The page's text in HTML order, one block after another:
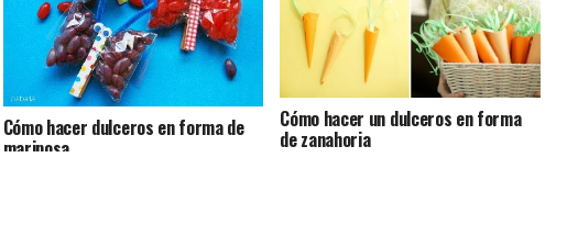
Cómo hacer dulceros en forma de
mariposa
Cómo hacer un dulceros en forma
de zanahoria